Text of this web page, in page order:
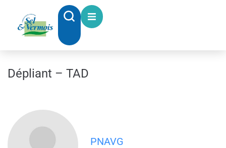
Dépliant – TAD
PNAVG